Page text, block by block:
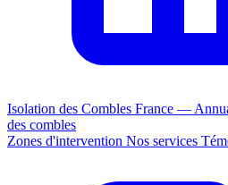
Isolation des Combles France —
des combles
Zones d'intervention Nos services